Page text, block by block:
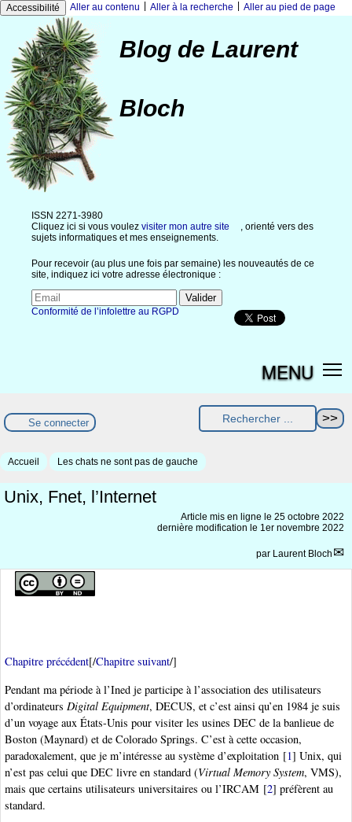
Accessibilité Aller au contenu Aller à la recherche Aller au pied de page
Blog de Laurent
Bloch
ISSN 2271-3980
Cliquez ici si vous voulez visiter mon autre site
, orienté vers des
sujets informatiques et mes enseignements.
Pour recevoir (au plus une fois par semaine) les nouveautés de ce
site, indiquez ici votre adresse électronique :
Conformité de l’infolettre au RGPD
MENU
Se connecter
Accueil Les chats ne sont pas de gauche
Unix, Fnet, l’Internet
Article mis en ligne le 25 octobre 2022
dernière modification le 1er novembre 2022
par Laurent Bloch
Chapitre précédent[/Chapitre suivant/]
Pendant ma période à l’Ined je participe à l’association des utilisateurs
d’ordinateurs Digital Equipment, DECUS, et c’est ainsi qu’en 1984 je suis
d’un voyage aux États-Unis pour visiter les usines DEC de la banlieue de
Boston (Maynard) et de Colorado Springs. C’est à cette occasion,
paradoxalement, que je m’intéresse au système d’exploitation [1] Unix, qui
n’est pas celui que DEC livre en standard (Virtual Memory System, VMS),
mais que certains utilisateurs universitaires ou l’IRCAM [2] préfèrent au
standard.